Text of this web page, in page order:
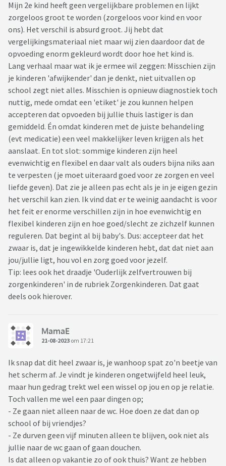
Mijn 2e kind heeft geen vergelijkbare problemen en lijkt
zorgeloos groot te worden (zorgeloos voor kind en voor
ons). Het verschil is absurd groot. Jij hebt dat
vergelijkingsmateriaal niet maar wij zien daardoor dat de
opvoeding enorm gekleurd wordt door hoe het kind is.
Lang verhaal maar wat ik je ermee wil zeggen: Misschien zijn
je kinderen 'afwijkender' dan je denkt, niet uitvallen op
school zegt niet alles. Misschien is opnieuw diagnostiek toch
nuttig, mede omdat een 'etiket' je zou kunnen helpen
accepteren dat opvoeden bij jullie thuis lastiger is dan
gemiddeld. Én omdat kinderen met de juiste behandeling
(evt medicatie) een veel makkelijker leven krijgen als het
aanslaat. En tot slot: sommige kinderen zijn heel
evenwichtig en flexibel en daar valt als ouders bijna niks aan
te verpesten (je moet uiteraard goed voor ze zorgen en veel
liefde geven). Dat zie je alleen pas echt als je in je eigen gezin
het verschil kan zien. Ik vind dat er te weinig aandacht is voor
het feit er enorme verschillen zijn in hoe evenwichtig en
flexibel kinderen zijn en hoe goed/slecht ze zichzelf kunnen
reguleren. Dat begint al bij baby's. Dus: accepteer dat het
zwaar is, dat je ingewikkelde kinderen hebt, dat dat niet aan
jou/jullie ligt, hou vol en zorg goed voor jezelf.
Tip: lees ook het draadje 'Ouderlijk zelfvertrouwen bij
zorgenkinderen' in de rubriek Zorgenkinderen. Dat gaat
deels ook hierover.
MamaE
21-08-2023 om 17:21
Ik snap dat dit heel zwaar is, je wanhoop spat zo'n beetje van
het scherm af. Je vindt je kinderen ongetwijfeld heel leuk,
maar hun gedrag trekt wel een wissel op jou en op je relatie.
Toch vallen me wel een paar dingen op;
- Ze gaan niet alleen naar de wc. Hoe doen ze dat dan op
school of bij vriendjes?
- Ze durven geen vijf minuten alleen te blijven, ook niet als
jullie naar de wc gaan of gaan douchen.
Is dat alleen op vakantie zo of ook thuis? Want ze hebben